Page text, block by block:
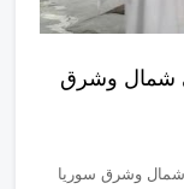
في شمال وشرق
شمال وشرق سوريا